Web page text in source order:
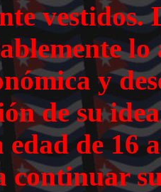
y
de su
edad de 16
continuar